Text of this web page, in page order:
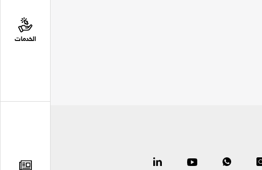
الخدمات